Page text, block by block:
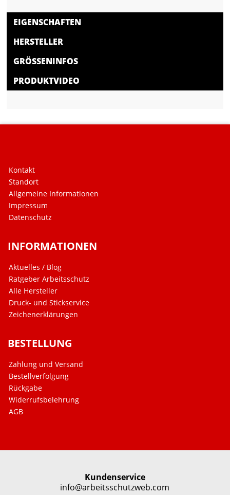
EIGENSCHAFTEN
HERSTELLER
GRÖSSENINFOS
PRODUKTVIDEO
Kontakt
Standort
Allgemeine Informationen
Impressum
Datenschutz
INFORMATIONEN
Aktuelles / Blog
Ratgeber Arbeitsschutz
Alle Hersteller
Druck- und Stickservice
Zeichenerklärungen
BESTELLUNG
Zahlung und Versand
Bestellverfolgung
Rückgabe
Widerrufsbelehrung
AGB
Kundenservice
info@arbeitsschutzweb.com